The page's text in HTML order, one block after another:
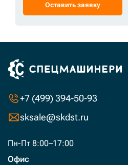
Оставить заявку
+7 (499) 394-50-93
sksale@skdst.ru
Пн-Пт 8:00–17:00
Офис